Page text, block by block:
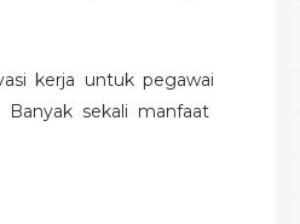
kerja untuk pegawai
Banyak sekali manfaat